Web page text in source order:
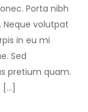
Porta nibh
Neque volutpat
in eu mi
Sed
pretium quam.